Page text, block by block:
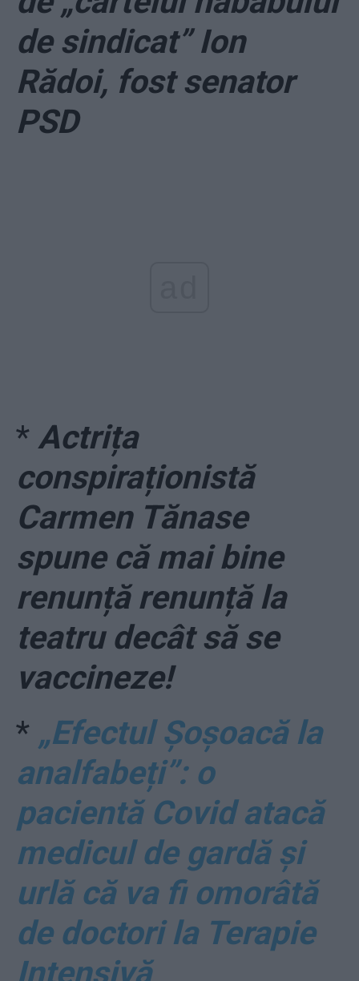
de sindicat” Ion
Rădoi, fost senator
PSD
* Actrița
conspiraționistă
Carmen Tănase
spune că mai bine
renunță renunță la
teatru decât să se
vaccineze!
* „Efectul Șoșoacă la
analfabeți”: o
pacientă Covid atacă
medicul de gardă și
urlă că va fi omorâtă
de doctori la Terapie
Intensivă